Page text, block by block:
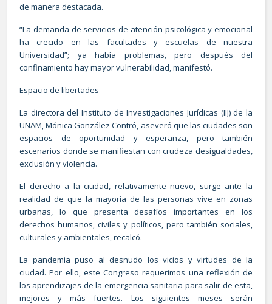
de manera destacada.
“La demanda de servicios de atención psicológica y emocional
ha crecido en las facultades y escuelas de nuestra
Universidad”; ya había problemas, pero después del
confinamiento hay mayor vulnerabilidad, manifestó.
Espacio de libertades
La directora del Instituto de Investigaciones Jurídicas (IIJ) de la
UNAM, Mónica González Contró, aseveró que las ciudades son
espacios de oportunidad y esperanza, pero también
escenarios donde se manifiestan con crudeza desigualdades,
exclusión y violencia.
El derecho a la ciudad, relativamente nuevo, surge ante la
realidad de que la mayoría de las personas vive en zonas
urbanas, lo que presenta desafíos importantes en los
derechos humanos, civiles y políticos, pero también sociales,
culturales y ambientales, recalcó.
La pandemia puso al desnudo los vicios y virtudes de la
ciudad. Por ello, este Congreso requerimos una reflexión de
los aprendizajes de la emergencia sanitaria para salir de esta,
mejores y más fuertes. Los siguientes meses serán